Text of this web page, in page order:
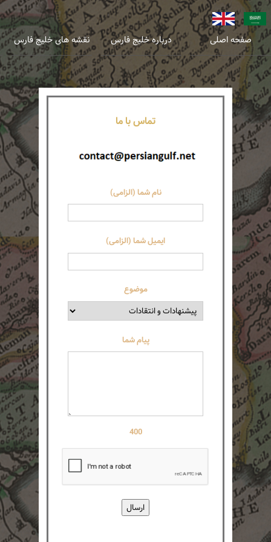
صفحه اصلی درباره خلیج فارس نقشه های خلیج فارس
عربی انگلیسی
تماس با ما
نام شما (الزامی)
ایمیل شما (الزامی)
موضوع
پیام شما
400